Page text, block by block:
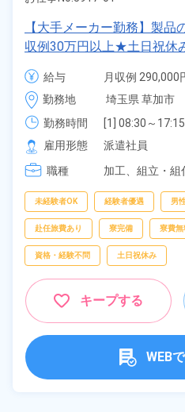
【大手メーカー勤務】製品
収例30万円以上★土日祝休
無料★備品付きワンルーム
◎自社正社員登用制度あり
玉県草加市》
給与
月収例 290,000
時給 1,550円～
勤務地
埼玉県 草加市
勤務時間
[1] 08:30～17:15
[2] 17:15～02:00
[3] 06:00～14:45
[4] 14:45～23:30
雇用形態
派遣社員
職種
加工、 組立・組
未経験者OK 経験者優遇 男
赴任旅費あり 寮完備 寮費無
資格・経験不問 土日祝休み
キープする
WEB